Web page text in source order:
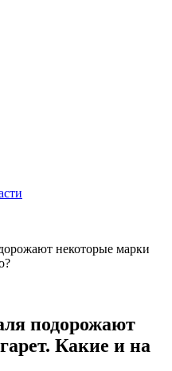
некоторые марки
подорожают
Какие и на